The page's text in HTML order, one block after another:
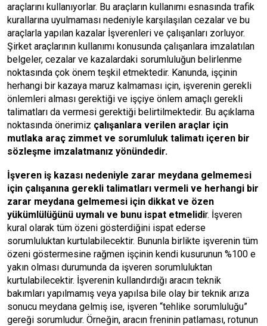
araçlarını kullanıyorlar. Bu araçların kullanımı esnasında trafik
kurallarına uyulmaması nedeniyle karşılaşılan cezalar ve bu
araçlarla yapılan kazalar İşverenleri ve çalışanları zorluyor.
Şirket araçlarının kullanımı konusunda çalışanlara imzalatılan
belgeler, cezalar ve kazalardaki sorumluluğun belirlenme
noktasında çok önem teşkil etmektedir. Kanunda, işçinin
herhangi bir kazaya maruz kalmaması için, işverenin gerekli
önlemleri alması gerektiği ve işçiye önlem amaçlı gerekli
talimatları da vermesi gerektiği belirtilmektedir. Bu açıklama
noktasında önerimiz çalışanlara verilen araçlar için
mutlaka araç zimmet ve sorumluluk talimatı içeren bir
sözleşme imzalatmanız yönündedir.
İşveren iş kazası nedeniyle zarar meydana gelmemesi
için çalışanına gerekli talimatları vermeli ve herhangi bir
zarar meydana gelmemesi için dikkat ve özen
yükümlülüğünü uymalı ve bunu ispat etmelidir. İşveren
kural olarak tüm özeni gösterdiğini ispat ederse
sorumluluktan kurtulabilecektir. Bununla birlikte işverenin tüm
özeni göstermesine rağmen işçinin kendi kusurunun %100 e
yakın olması durumunda da işveren sorumluluktan
kurtulabilecektir. İşverenin kullandırdığı aracın teknik
bakımları yapılmamış veya yapılsa bile olay bir teknik arıza
sonucu meydana gelmiş ise, işveren “tehlike sorumluluğu”
gereği sorumludur. Örneğin, aracın freninin patlaması, rotunun